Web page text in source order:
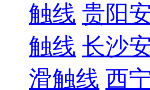
触线 贵阳
触线 长沙
滑触线 西